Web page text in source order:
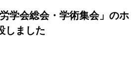
学会総会・学術集会」のホ
しました